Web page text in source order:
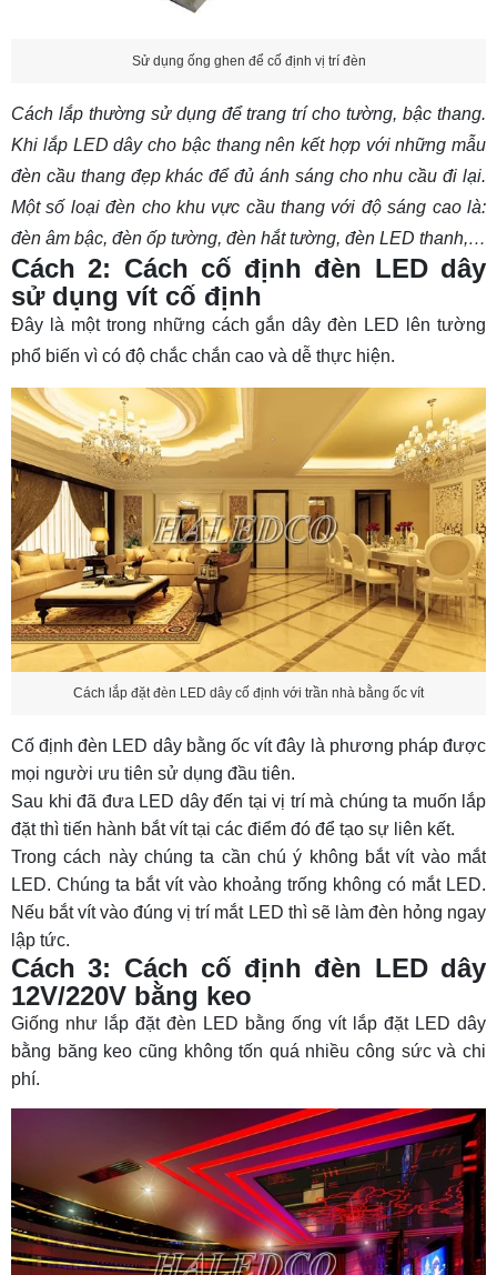
Các bước thực hiện nối và quấn cây
12. Sự khác nhau giữa cách nối dây đèn LED
dây 220V và 12V
12.1 Cách nối đèn LED dây 220v
12.2 Cách nối đèn LED dây 12V
13. Những lỗi thường gặp khi đấu đèn LED dây
14. Dây đèn LED có cắt được không? Cách cắt
nối dây đèn LED
14.1 Dây đèn LED có cắt được không? Giải đáp
chi tiết và lưu ý khi cắt nối
14.2 Cách cắt nối dây đèn LED
15. Lưu ý khi lắp đặt đèn LED dây
16. Cách sử dụng đèn LED dây
16.1 Cách lựa chọn LED dây
16.2 Hướng dẫn sử dụng LED dây
17. TOP 3 dòng đèn LED dây thông dụng hiện
17.1 Đèn LED dây 5050
17.2 Đèn LED dây 5730
17.3 Dây đèn LED 2835
18. Câu hỏi thường gặp (FAQs)
Câu 1: Sử dụng đèn LED dây có bền không?
Câu 2: Cách lắp đèn LED dây 12V có khó
không?
Câu 3: Cách đấu đèn LED dây 12V và 220V
khác nhau thế nào?
Câu 5: Cách nối đèn LED dây ngoài trời cần lưu
Câu 6: Nối đèn LED dây có làm giảm độ sáng
không?
Sử dụng ống ghen để cố định vị trí đèn
Cách lắp thường sử dụng để trang trí cho tường, bậc thang.
Khi lắp LED dây cho bậc thang nên kết hợp vớinhững mẫu
đèn cầu thang đẹpkhác để đủ ánh sáng cho nhu cầu đi lại.
Một số loại đèn cho khu vực cầu thang với độ sáng cao là:
đèn âm bậc, đèn ốp tường, đèn hắt tường, đèn LED thanh,…
Cách 2: Cách cố định đèn LED dây
sử dụng vít cố định
Đây là một trong những cách gắn dây đèn LED lên tường
phổ biến vì có độ chắc chắn cao và dễ thực hiện.
Cách lắp đặt đèn LED dây cố định với trần nhà bằng ốc vít
Cố định đèn LED dây bằng ốc vít đây là phương pháp được
mọi người ưu tiên sử dụng đầu tiên.
Sau khi đã đưa LED dây đến tại vị trí mà chúng ta muốn lắp
đặt thì tiến hành bắt vít tại các điểm đó để tạo sự liên kết.
Trong cách này chúng ta cần chú ý không bắt vít vào mắt
LED. Chúng ta bắt vít vào khoảng trống không có mắt LED.
Nếu bắt vít vào đúng vị trí mắt LED thì sẽ làm đèn hỏng ngay
lập tức.
Cách 3: Cách cố định đèn LED dây
12V/220V bằng keo
Giống như lắp đặt đèn LED bằng ống vít lắp đặt LED dây
bằng băng keo cũng không tốn quá nhiều công sức và chi
phí.